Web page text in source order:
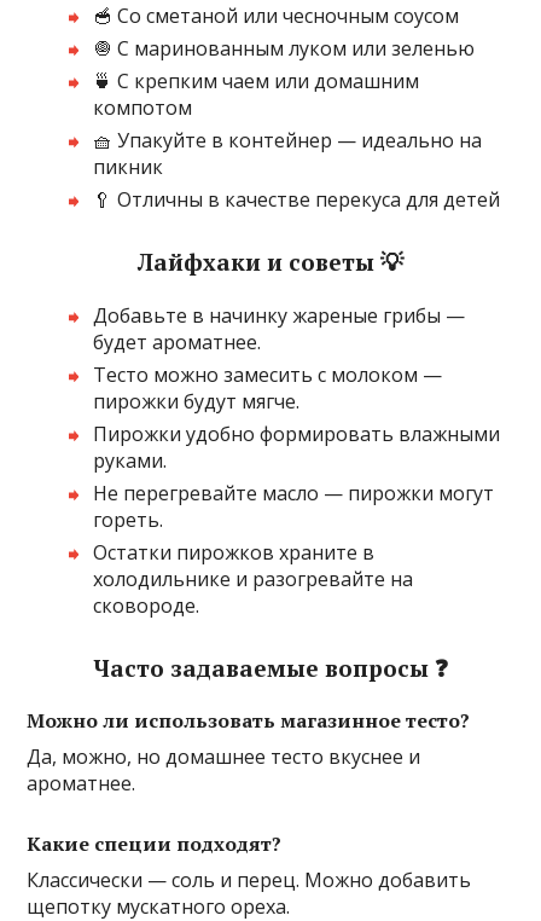
🥣 Со сметаной или чесночным соусом
🧅 С маринованным луком или зеленью
🍵 С крепким чаем или домашним
компотом
🧺 Упакуйте в контейнер — идеально на
пикник
🥄 Отличны в качестве перекуса для детей
Лайфхаки и советы 💡
Добавьте в начинку жареные грибы —
будет ароматнее.
Тесто можно замесить с молоком —
пирожки будут мягче.
Пирожки удобно формировать влажными
руками.
Не перегревайте масло — пирожки могут
гореть.
Остатки пирожков храните в
холодильнике и разогревайте на
сковороде.
Часто задаваемые вопросы ❓
Можно ли использовать магазинное тесто?
Да, можно, но домашнее тесто вкуснее и
ароматнее.
Какие специи подходят?
Классически — соль и перец. Можно добавить
щепотку мускатного ореха.